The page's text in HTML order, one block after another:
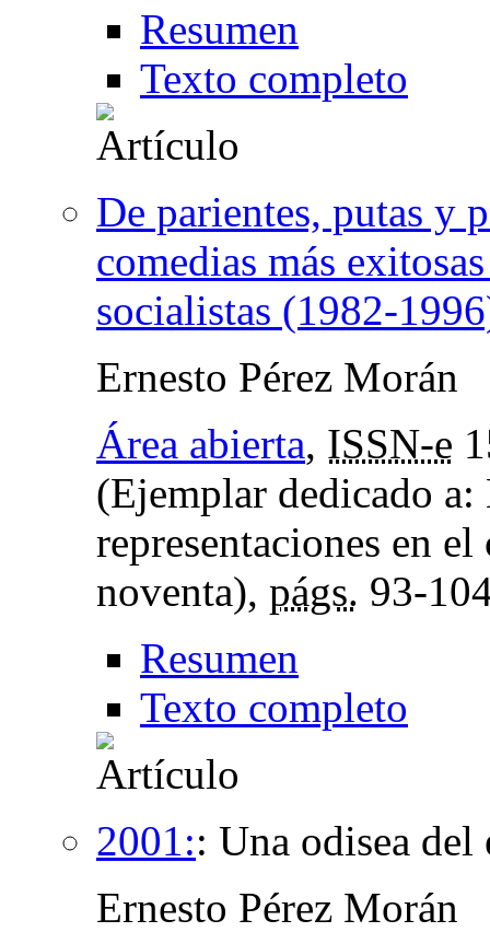
Resumen
Texto completo
De parientes, putas y
comedias más
socialistas (1982-
Ernesto Pérez Morán
Área abierta, ISSN-e
(Ejemplar dedicado
representaciones en
noventa), págs. 93-
Resumen
Texto completo
2001:: Una odisea del
Ernesto Pérez Morán